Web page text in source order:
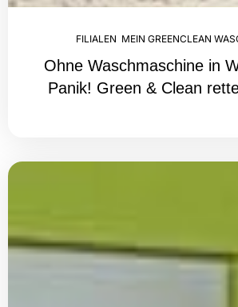
FILIALEN MEIN GREENCLEAN
Ohne Waschmaschine in
Panik! Green & Clean